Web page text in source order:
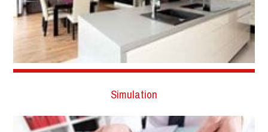
Simulation